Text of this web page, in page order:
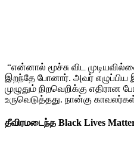
“என்னால் மூச்சு விட
இறந்தே போனார். அவர் எழுப்பிய
முழுதும் நிறவெறிக்கு எதிரான
உருவெடுத்தது. நான்கு
தீவிரமடைந்த Black Lives